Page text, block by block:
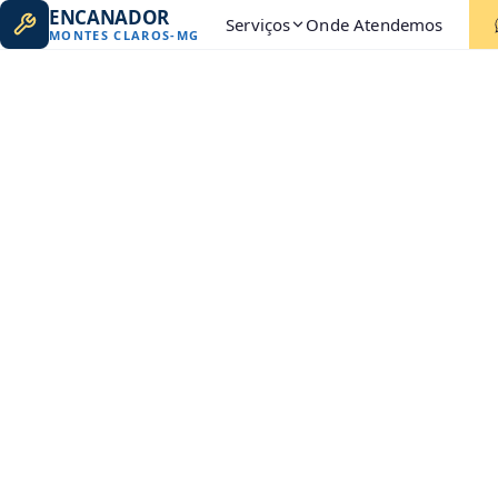
ENCANADOR
MONTES CLAROS- MG Serviços Onde Atendemos